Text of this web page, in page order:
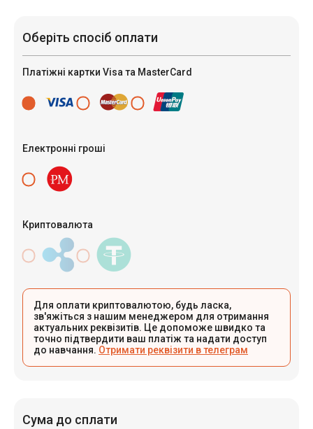
Оберіть спосіб оплати
Платіжні картки Visa та MasterCard
Електронні гроші
Криптовалюта
Для оплати криптовалютою, будь ласка,
зв'яжіться з нашим менеджером для отримання
актуальних реквізитів. Це допоможе швидко та
точно підтвердити ваш платіж та надати доступ
до навчання. Отримати реквізити в телеграм
Сума до сплати